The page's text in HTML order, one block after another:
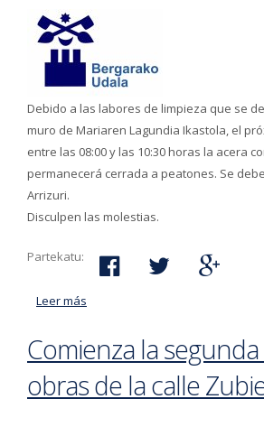
Debido a las labores de limpieza que se
muro de Mariaren Lagundia Ikastola, el
entre las 08:00 y las 10:30 horas la acera
permanecerá cerrada a peatones. Se
Arrizuri.
Disculpen las molestias.
Partekatu:
Leer más
cerrado durante unas horas
Comienza la
obras de la calle